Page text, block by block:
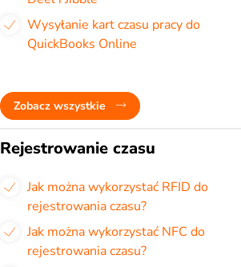
Wysyłanie kart czasu pracy do
QuickBooks Online
Zobacz wszystkie
Rejestrowanie czasu
Jak można wykorzystać RFID do
rejestrowania czasu?
Jak można wykorzystać NFC do
rejestrowania czasu?